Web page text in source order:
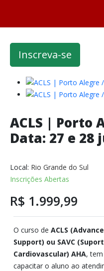
Inscreva-se
ACLS | Porto
Data: 27 e 28
Local: Rio Grande do Sul
Inscrições Abertas
R$ 1.999,99
O curso de ACLS
Support) ou SAVC
Cardiovascular) AHA,
capacitar o aluno ao